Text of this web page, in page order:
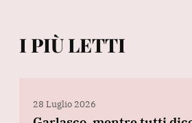
I PIÙ LETTI
28 Luglio 2026